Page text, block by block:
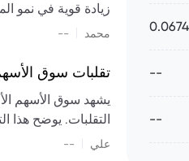
--
--
زيادة قوية في نمو
سابقًا. من
عدم اليقين
استمرار
إضافي.
محمد --
تقلبات سوق
يشهد سوق الأسهم
التقلبات. يوضح هذا
علي --